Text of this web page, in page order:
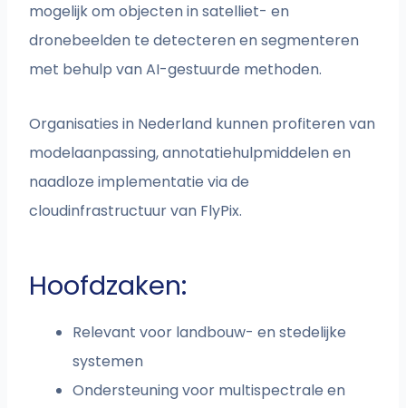
mogelijk om objecten in satelliet- en
dronebeelden te detecteren en segmenteren
met behulp van AI-gestuurde methoden.
Organisaties in Nederland kunnen profiteren van
modelaanpassing, annotatiehulpmiddelen en
naadloze implementatie via de
cloudinfrastructuur van FlyPix.
Hoofdzaken:
Relevant voor landbouw- en stedelijke
systemen
Ondersteuning voor multispectrale en